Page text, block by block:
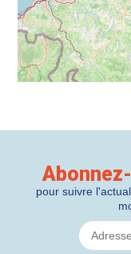
pour suivre